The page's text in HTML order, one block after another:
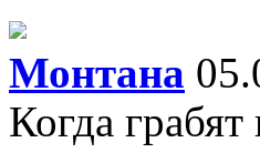
Монтана
Когда